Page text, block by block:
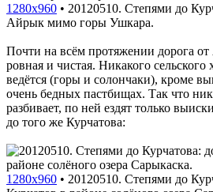
1280x960 • 20120510. Степями до
Айрык мимо горы Ушкара.
Почти на всём протяжении дорога
ровная и чистая. Никакого сельского
ведётся (горы и солончаки), кроме
очень бедных пастбищах. Так что
разбивает, по ней ездят только
до того же Курчатова:
1280x960 • 20120510. Степями до